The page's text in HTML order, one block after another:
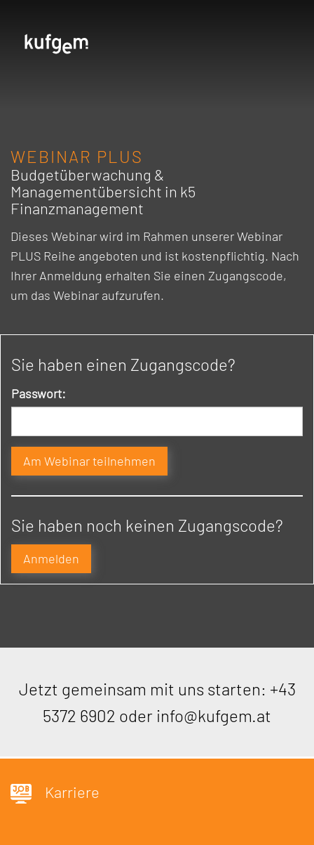
WEBINAR PLUS
Budgetüberwachung &
Managementübersicht in k5
Finanzmanagement
Dieses Webinar wird im Rahmen unserer Webinar
PLUS Reihe angeboten und ist kostenpflichtig. Nach
Ihrer Anmeldung erhalten Sie einen Zugangscode,
um das Webinar aufzurufen.
Sie haben einen Zugangscode?
Passwort:
Sie haben noch keinen Zugangscode?
Anmelden
Jetzt gemeinsam mit uns starten: +43
5372 6902 oder info@kufgem.at
Karriere